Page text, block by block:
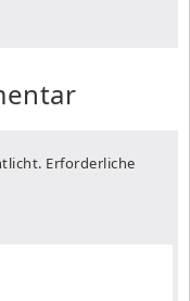
Erforderliche